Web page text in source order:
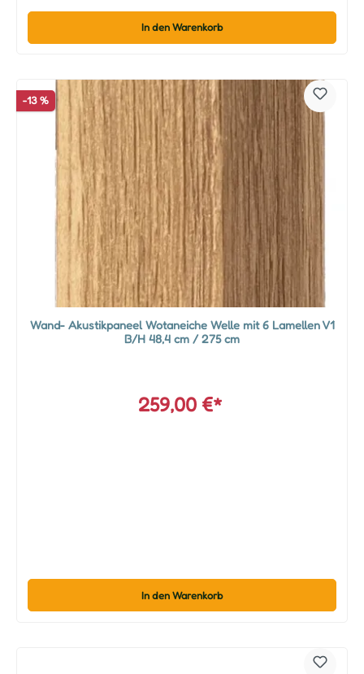
In den Warenkorb
-13 %
Wand- Akustikpaneel Wotaneiche Welle mit 6 Lamellen V1
B/H 48,4 cm / 275 cm
259,00 €*
In den Warenkorb